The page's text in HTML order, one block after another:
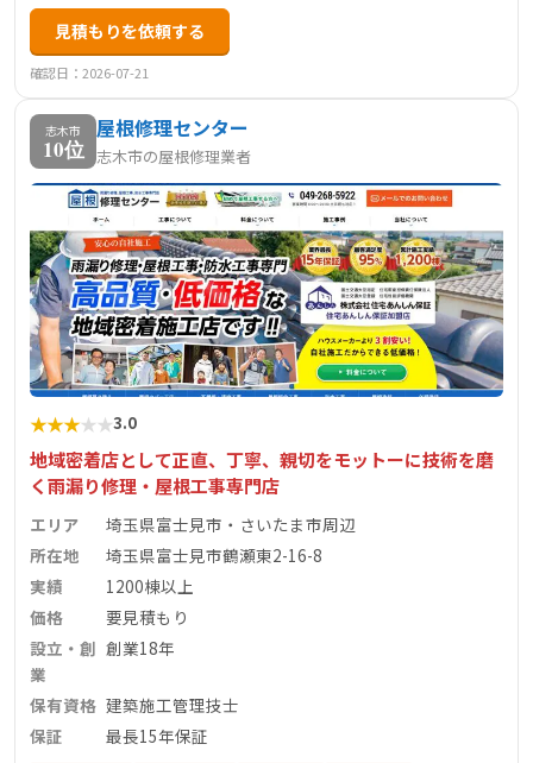
見積もりを依頼する
確認日：2026-07-21
志木市
10位
屋根修理センター
志木市の屋根修理業者
★★★★★3.0
地域密着店として正直、丁寧、親切をモットーに技術を磨
く雨漏り修理・屋根工事専門店
エリア
埼玉県富士見市・さいたま市周辺
所在地
埼玉県富士見市鶴瀬東2-16-8
実績
1200棟以上
価格
要見積もり
設立・創
業
創業18年
保有資格 建築施工管理技士
保証
最長15年保証